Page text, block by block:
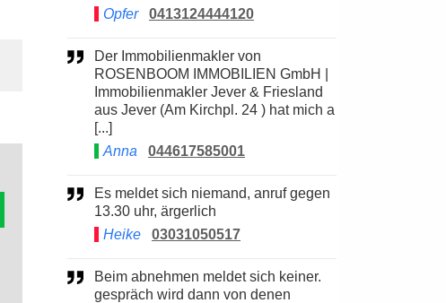
Opfer
0413124444120
Der Immobilienmakler von
ROSENBOOM IMMOBILIEN GmbH |
Immobilienmakler Jever & Friesland
aus Jever (Am Kirchpl. 24 ) hat mich a
[...]
Anna
044617585001
Es meldet sich niemand, anruf gegen
13.30 uhr, ärgerlich
Heike
03031050517
Beim abnehmen meldet sich keiner.
gespräch wird dann von denen